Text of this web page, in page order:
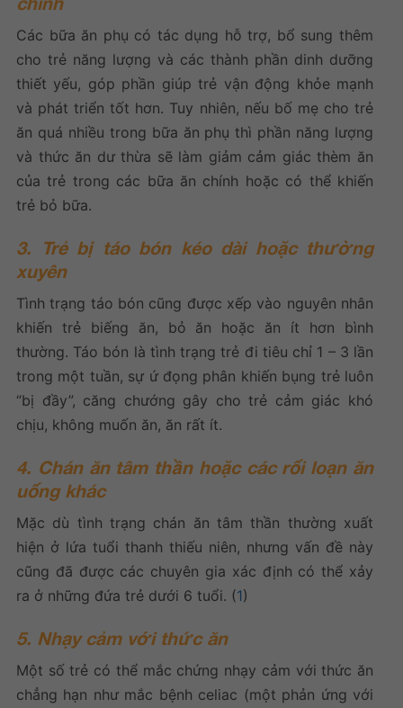
Các bữa ăn phụ có tác dụng hỗ trợ, bổ sung thêm
cho trẻ năng lượng và các thành phần dinh dưỡng
thiết yếu, góp phần giúp trẻ vận động khỏe mạnh
và phát triển tốt hơn. Tuy nhiên, nếu bố mẹ cho trẻ
ăn quá nhiều trong bữa ăn phụ thì phần năng lượng
và thức ăn dư thừa sẽ làm giảm cảm giác thèm ăn
của trẻ trong các bữa ăn chính hoặc có thể khiến
trẻ bỏ bữa.
3. Trẻ bị táo bón kéo dài hoặc thường
xuyên
Tình trạng táo bón cũng được xếp vào nguyên nhân
khiến trẻ biếng ăn, bỏ ăn hoặc ăn ít hơn bình
thường. Táo bón là tình trạng trẻ đi tiêu chỉ 1 – 3 lần
trong một tuần, sự ứ đọng phân khiến bụng trẻ luôn
“bị đầy”, căng chướng gây cho trẻ cảm giác khó
chịu, không muốn ăn, ăn rất ít.
4. Chán ăn tâm thần hoặc các rối loạn ăn
uống khác
Mặc dù tình trạng chán ăn tâm thần thường xuất
hiện ở lứa tuổi thanh thiếu niên, nhưng vấn đề này
cũng đã được các chuyên gia xác định có thể xảy
ra ở những đứa trẻ dưới 6 tuổi. (1)
5. Nhạy cảm với thức ăn
Một số trẻ có thể mắc chứng nhạy cảm với thức ăn
chẳng hạn như mắc bệnh celiac (một phản ứng với